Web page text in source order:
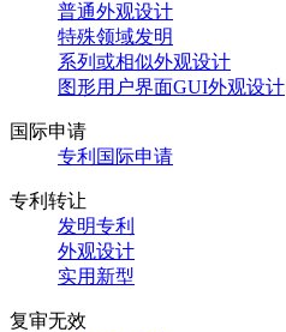
普通外观设计
特殊领域发明
系列或相似外观设计
图形用户界面GUI外观设计
国际申请
专利国际申请
专利转让
发明专利
外观设计
实用新型
复审无效